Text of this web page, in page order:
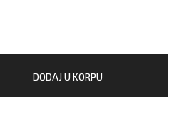
DODAJ U KORPU